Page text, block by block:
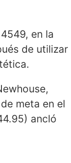
en la
de utilizar
meta en el
ancló